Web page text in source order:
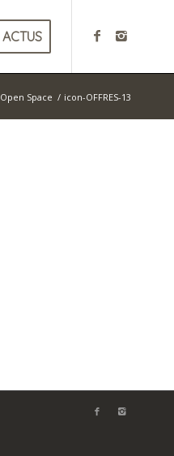
ACTUS
Open Space / icon-OFFRES-13